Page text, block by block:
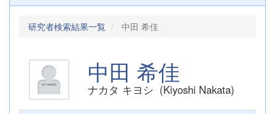
研究者検索結果一覧 中田 希佳
中田 希佳
ナカタ キヨシ (Kiyoshi Nakata)